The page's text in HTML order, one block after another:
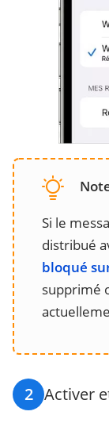
Si le
distribué
bloqué
supprimé
2 Activer